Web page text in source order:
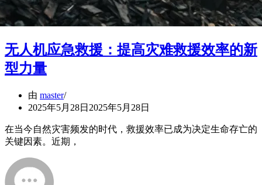
无人机应急救援：提高灾难救援效率的新
型力量
由 master
2025年5月28日 2025年5月28日
在当今自然灾害频发的时代，救援效率已成为决定生命存亡的
关键因素。近期，